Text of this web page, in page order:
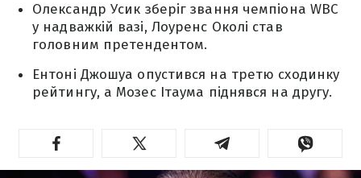
Олександр Усик зберіг звання чемпіона WBC
у надважкій вазі, Лоуренс Околі став
головним претендентом.
Ентоні Джошуа опустився на третю сходинку
рейтингу, а Мозес Ітаума піднявся на другу.